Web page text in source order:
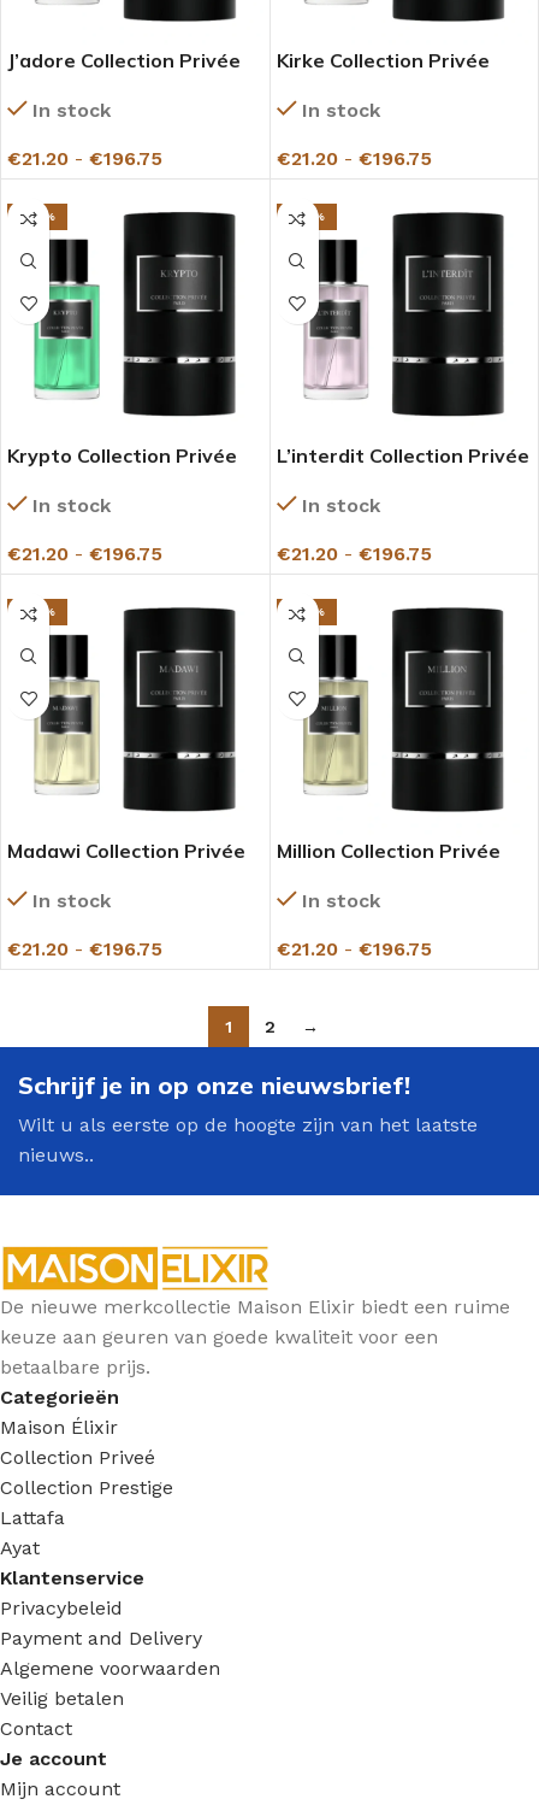
J’adore Collection Privée
In stock
€21.20 - €196.75
Kirke Collection Privée
In stock
€21.20 - €196.75
-27%
Krypto Collection Privée
In stock
€21.20 - €196.75
-27%
L’interdit Collection Privée
In stock
€21.20 - €196.75
-27%
Madawi Collection Privée
In stock
€21.20 - €196.75
-27%
Million Collection Privée
In stock
€21.20 - €196.75
1 2 →
Schrijf je in op onze nieuwsbrief!
Wilt u als eerste op de hoogte zijn van het laatste
nieuws..
De nieuwe merkcollectie Maison Elixir biedt een ruime
keuze aan geuren van goede kwaliteit voor een
betaalbare prijs.
Categorieën
Maison Élixir
Collection Priveé
Collection Prestige
Lattafa
Ayat
Klantenservice
Privacybeleid
Payment and Delivery
Algemene voorwaarden
Veilig betalen
Contact
Je account
Mijn account